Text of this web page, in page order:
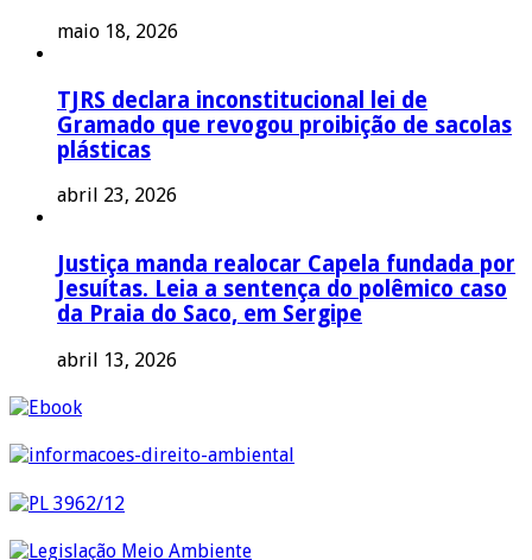
maio 18, 2026
TJRS declara inconstitucional lei de
Gramado que revogou proibição de sacolas
plásticas
abril 23, 2026
Justiça manda realocar Capela fundada por
Jesuítas. Leia a sentença do polêmico caso
da Praia do Saco, em Sergipe
abril 13, 2026